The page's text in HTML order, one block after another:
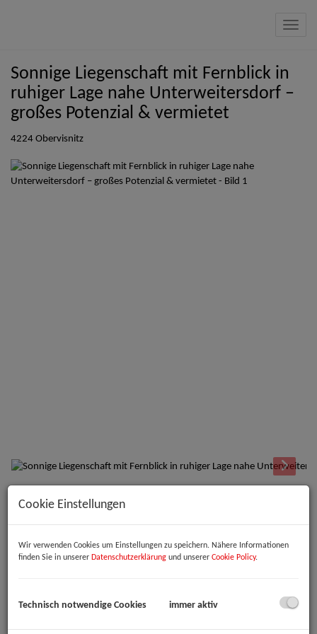
Sonnige Liegenschaft mit Fernblick in
ruhiger Lage nahe Unterweitersdorf –
großes Potenzial & vermietet
4224 Obervisnitz
Beschreibung
Grundstück mit herrlicher Südausrichtung und traumhaftem
Cookie Einstellungen
Wir verwenden Cookies um Einstellungen zu speichern. Nähere Informationen
finden Sie in unserer Datenschutzerklärung und unserer Cookie Policy.
Technisch notwendige Cookies immer aktiv